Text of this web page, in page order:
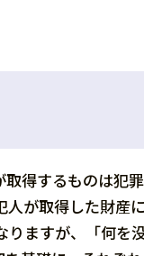
得するものは犯
が取得した財産に
ますが、「何を